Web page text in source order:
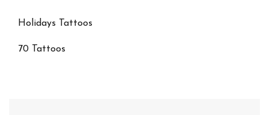
Holidays Tattoos
70 Tattoos